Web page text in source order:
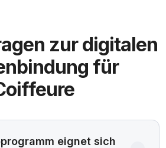
zur digitalen
für
eignet sich